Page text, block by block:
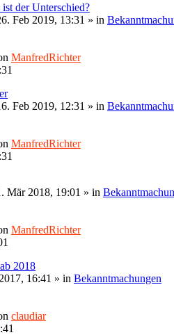
der Unterschied?
Feb 2019, 13:31 » in
ManfredRichter
Feb 2019, 12:31 » in
ManfredRichter
Mär 2018, 19:01 » in
ManfredRichter
2018
16:41 » in Bekanntmachungen
claudiar